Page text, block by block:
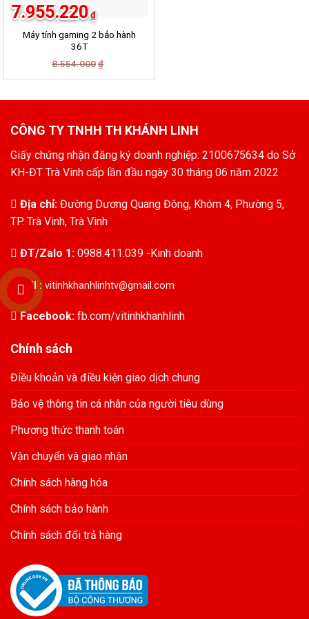
Máy tính gaming 2 bảo hành
36T
8.554.000 ₫
là:
7.955.220 ₫
tại
7.955.220₫.
CÔNG TY TNHH TH KHÁNH LINH
Giấy chứng nhận đăng ký doanh nghiệp: 2100675634 do Sở
KH-ĐT Trà Vinh cấp lần đầu ngày 30 tháng 06 năm 2022
Địa chỉ: Đường Dương Quang Đông, Khóm 4, Phường 5,
TP. Trà Vinh, Trà Vinh
ĐT/Zalo 1: 0988.411.039 -Kinh doanh
Email :vitinhkhanhlinhtv@gmail.com
Facebook: fb.com/vitinhkhanhlinh
Chính sách
Điều khoản và điều kiện giao dịch chung
Bảo vệ thông tin cá nhân của người tiêu dùng
Phương thức thanh toán
Vận chuyển và giao nhận
Chính sách hàng hóa
Chính sách bảo hành
Chính sách đổi trả hàng